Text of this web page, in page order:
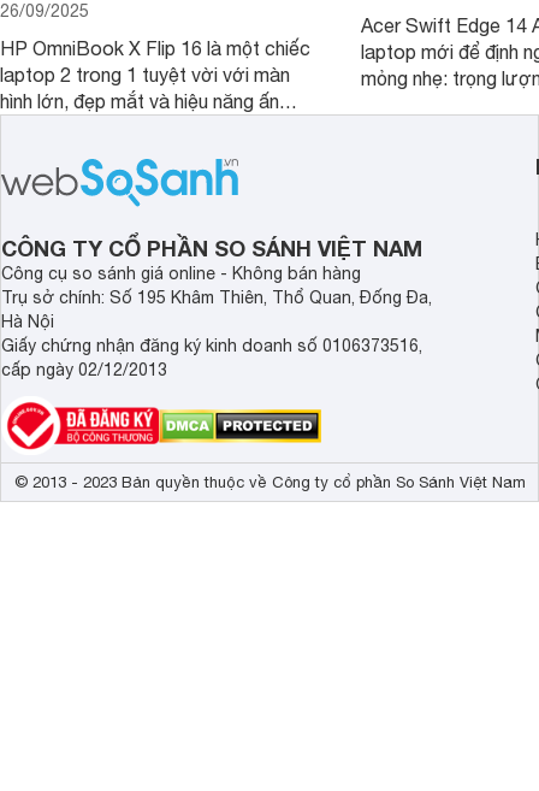
26/09/2025
HP OmniBook X Flip 16 là một chiếc
laptop 2 trong 1 tuyệt vời với màn
hình lớn, đẹp mắt và hiệu năng ấn
mức giá vô cùng hấp dẫn, biến nó trở
thành một lựa chọn “đáng đồng tiền
bát gạo” trên thị trường.
Acer Swift Edge 14
laptop mới để định
mỏng nhẹ: trọng
năng AI hàng đầu,
CÔNG TY CỔ PHẦN SO SÁNH VIỆT NAM
Công cụ so sánh giá online - Không bán hàng
Trụ sở chính: Số 195 Khâm Thiên, Thổ Quan, Đống Đa,
Hà Nội
Giấy chứng nhận đăng ký kinh doanh số 0106373516,
cấp ngày 02/12/2013
© 2013 - 2023 Bản quyền thuộc về Công ty cổ phần So Sánh Việt Nam